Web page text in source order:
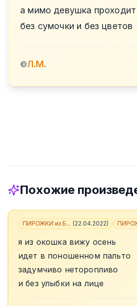
а мимо девушка проходит
без сумочки и без цветов
©Л.М.
Похожие
ПИРОЖКИ из Б... (22.04.2022)
я из окошка вижу осень
идет в поношенном пальто
задумчиво неторопливо
и без улыбки на лице